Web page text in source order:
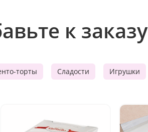
к заказу
торты Сладости Игрушки